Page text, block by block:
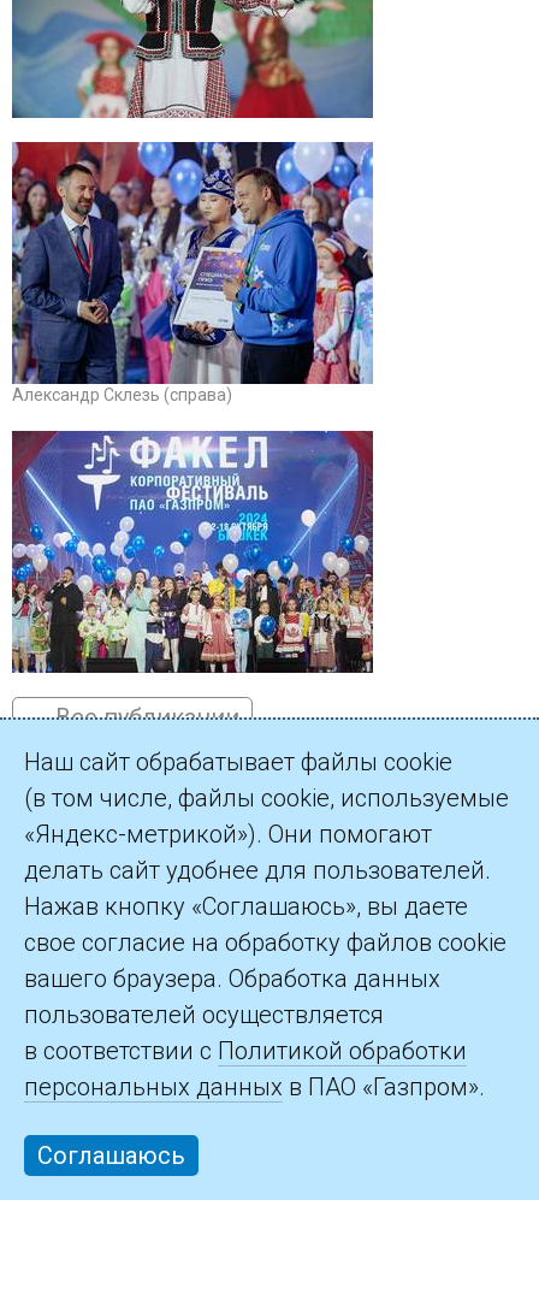
Александр Склезь (справа)
← Все публикации
©2026 ПАО «Газпром»
Контакты
Наш сайт обрабатывает файлы cookie
(в том числе, файлы cookie, используемые
«Яндекс-метрикой»). Они помогают
делать сайт удобнее для пользователей.
Нажав кнопку «Соглашаюсь», вы даете
свое согласие на обработку файлов cookie
вашего браузера. Обработка данных
пользователей осуществляется
в соответствии с Политикой обработки
персональных данных в ПАО «Газпром».
Соглашаюсь